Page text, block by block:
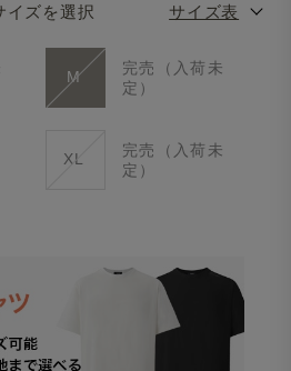
イズを選択 サイズ表
M
完売（入荷未
定）
XL
完売（入荷未
定）